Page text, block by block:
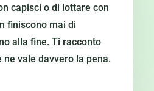
capisci o di lottare con
finiscono mai di
alla fine. Ti racconto
vale davvero la pena.